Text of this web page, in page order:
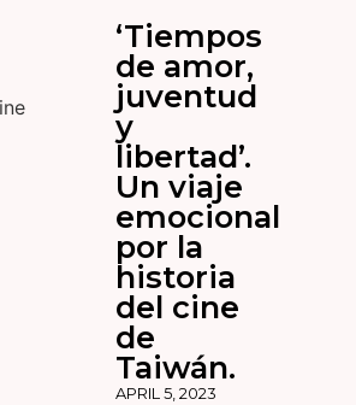
‘Tiempos
de amor,
juventud
y
libertad’.
Un viaje
emocional
por la
historia
del cine
de
Taiwán.
APRIL 5, 2023